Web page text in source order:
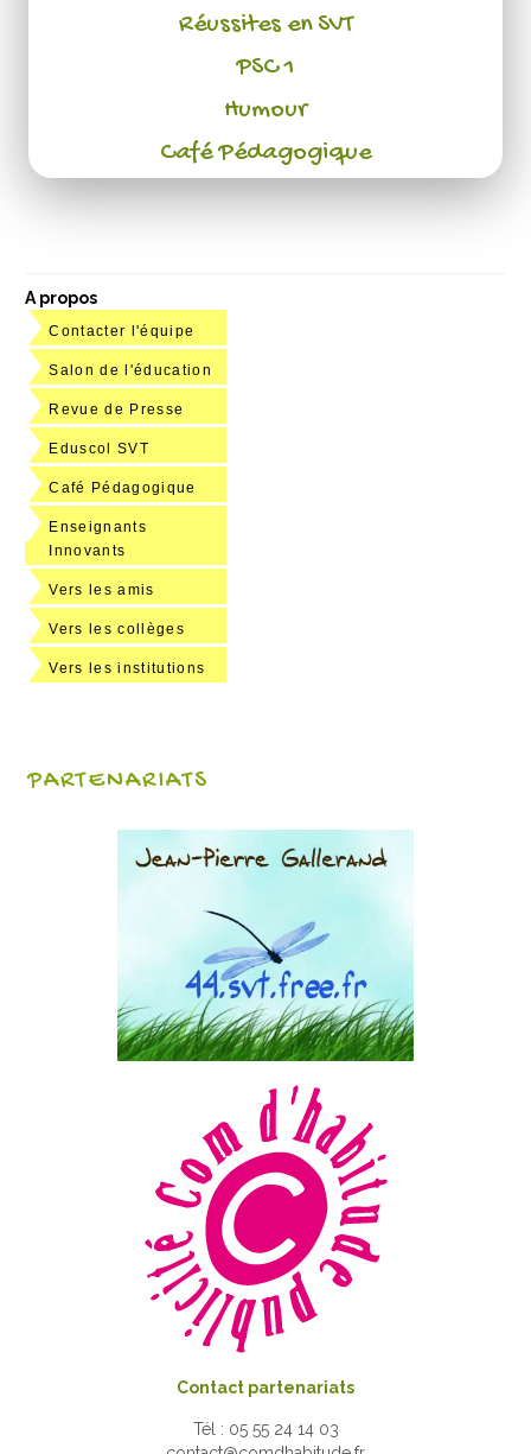
Réussites en SVT
PSC 1
Humour
Café Pédagogique
A propos
Contacter l'équipe
Salon de l'éducation
Revue de Presse
Eduscol SVT
Café Pédagogique
Enseignants
Innovants
Vers les amis
Vers les collèges
Vers les institutions
PARTENARIATS
Contact partenariats
Tél : 05 55 24 14 03